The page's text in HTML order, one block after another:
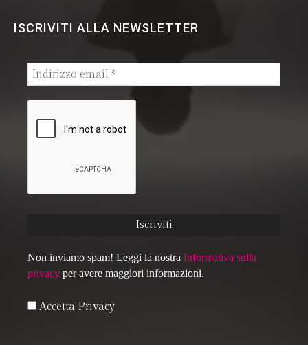
ISCRIVITI ALLA NEWSLETTER
Non inviamo spam! Leggi la nostra Informativa sulla
privacy per avere maggiori informazioni.
Accetta Privacy